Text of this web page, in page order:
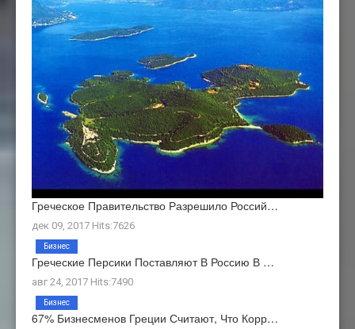
Греческое Правительство Разрешило Россий…
дек 09, 2017 Hits:7626
Греческие Персики Поставляют В Россию В …
авг 24, 2017 Hits:7490
Бизнес
67% Бизнесменов Греции Считают, Что Корр…
Бизнес